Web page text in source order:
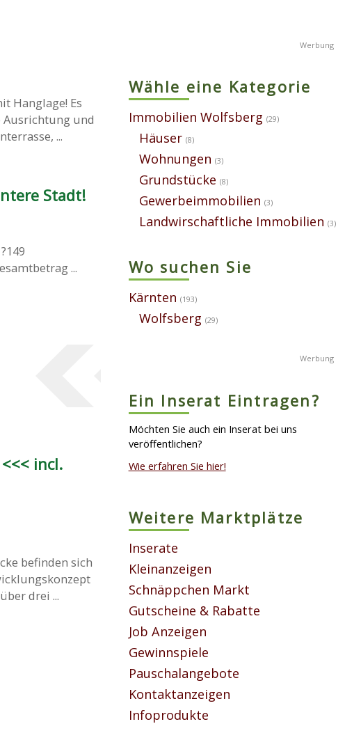
Hanglage! Es
Ausrichtung und
...
Stadt!
...
incl.
befinden sich
drei ...
Wähle eine Kategorie
Immobilien Wolfsberg (29)
Häuser (8)
Wohnungen (3)
Grundstücke (8)
Gewerbeimmobilien (3)
Landwirschaftliche Immobilien (3)
Wo suchen Sie
Kärnten (193)
Wolfsberg (29)
Ein Inserat Eintragen?
Möchten Sie auch ein Inserat bei uns
veröffentlichen?
Wie erfahren Sie hier!
Weitere Marktplätze
Inserate
Kleinanzeigen
Schnäppchen Markt
Gutscheine & Rabatte
Job Anzeigen
Gewinnspiele
Pauschalangebote
Kontaktanzeigen
Infoprodukte